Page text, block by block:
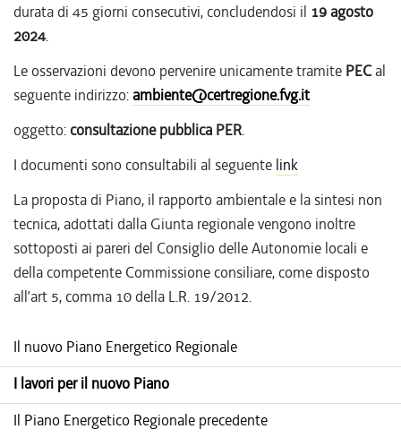
durata di 45 giorni consecutivi, concludendosi il 19 agosto
2024.
Le osservazioni devono pervenire unicamente tramite PECal
seguente indirizzo: ambiente@certregione.fvg.it
oggetto: consultazione pubblica PER.
I documenti sono consultabili al seguente link
La proposta di Piano, il rapporto ambientale e la sintesi non
tecnica, adottati dalla Giunta regionale vengono inoltre
sottoposti ai pareri del Consiglio delle Autonomie locali e
della competente Commissione consiliare, come disposto
all’art 5, comma 10 della L.R. 19/2012.
Il nuovo Piano Energetico Regionale
I lavori per il nuovo Piano
Il Piano Energetico Regionale precedente